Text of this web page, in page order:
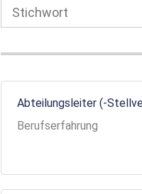
Abteilungsleiter (-
Berufserfahrung